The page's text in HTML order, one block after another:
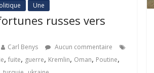
Une
russes vers
Carl Benys
Aucun commentaire
, fuite, guerre, Kremlin, Oman, Poutine,